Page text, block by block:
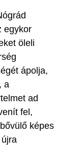
egykor
öleli
ápolja,
a
ad
fel,
képes